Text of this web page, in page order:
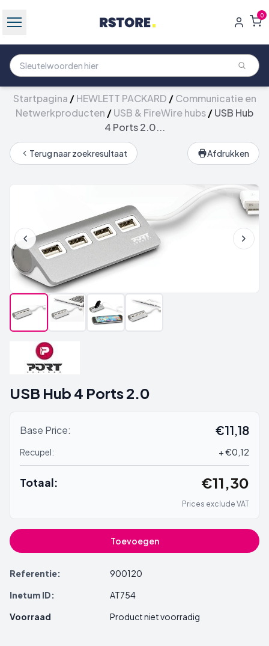
0
Startpagina /HEWLETT PACKARD /Communicatie en
Netwerkproducten /USB & FireWire hubs/USB Hub
4 Ports 2.0...
Terug naar zoekresultaat Afdrukken
USB Hub 4 Ports 2.0
Base Price: €11,18
Recupel: + €0,12
Totaal: €11,30
Prices exclude VAT
Toevoegen
Referentie:
900120
Inetum ID:
AT754
Voorraad
Product niet voorradig